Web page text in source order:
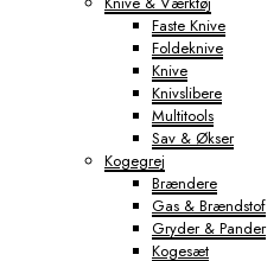
Faste Knive
Foldeknive
Knive
Knivslibere
Multitools
Sav & Økser
Kogegrej
Brændere
Gas & Brændstof
Gryder & Pander
Kogesæt